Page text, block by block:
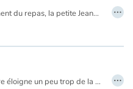
Chaque soir, au moment du repas, la petite Jeanne est inquiète. Elle attend sans faire de bruit. Et ce qu'elle redoute finit toujours par arriver : la dispute, la colère, les cris. Jeanne a peur. Elle s'enfuit parfois, chez Mamie ou dans la plaine, sur son vélo bleu. Mais ce soir, il pleut et il fait nuit.... Alors elle ferme les yeux, elle appuie très fort ses mains sur ses oreilles et elle s'évade, loin, très loin d'ici, là où sa vie est belle, là où sa vie sera belle... …
Et lorsque l’imaginaire éloigne un peu trop de la maison notre petit homme, pris à son propre jeu, que se passera-t-il ? L’aventure est au coin de la rue mais la forêt est immense et pleine de dangers… …